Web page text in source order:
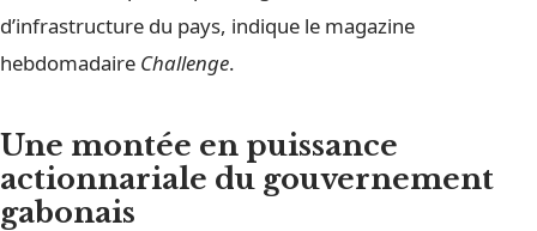
d’infrastructure du pays, indique le magazine
hebdomadaire Challenge.
Une montée en puissance
actionnariale du gouvernement
gabonais